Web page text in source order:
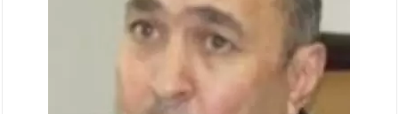
القاضي يلتقي رؤساء تحرير الصحف اليومية ويؤكد حرص مجلس النواب
على شراكة فاعلة مع الإعلام
دعوة المكلفين بخدمة العلم (الدفعة الثالثة) إلى مراجعة منصة خدمة